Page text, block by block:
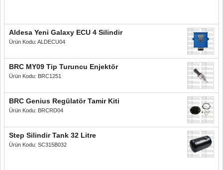
Aldesa Yeni Galaxy ECU 4 Silindir
Ürün Kodu: ALDECU04
BRC MY09 Tip Turuncu Enjektör
Ürün Kodu: BRC1251
BRC Genius Regülatör Tamir Kiti
Ürün Kodu: BRCRD04
Step Silindir Tank 32 Litre
Ürün Kodu: SC315B032